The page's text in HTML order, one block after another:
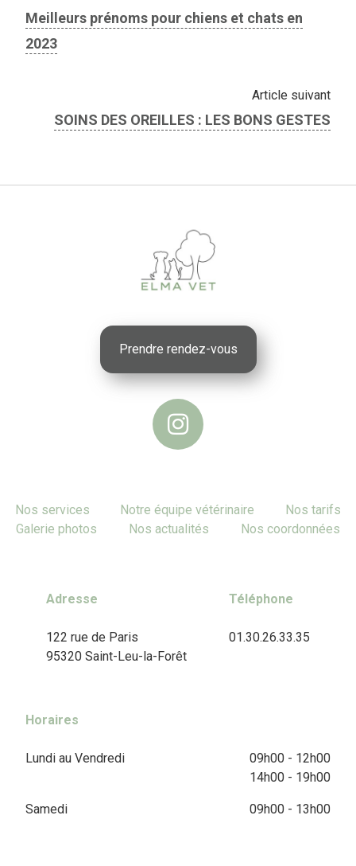
Meilleurs prénoms pour chiens et chats en
2023
Article suivant
SOINS DES OREILLES : LES BONS GESTES
Prendre rendez-vous
Nos services Notre équipe vétérinaire
Nos tarifs
Galerie photos
Nos actualités Nos coordonnées
Adresse
122 rue de Paris
95320 Saint-Leu-la-Forêt
Téléphone
01.30.26.33.35
Horaires
Lundi au Vendredi
09h00 - 12h00
14h00 - 19h00
Samedi 09h00 - 13h00